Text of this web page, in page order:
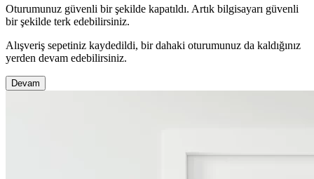
Oturumunuz güvenli bir şekilde kapatıldı. Artık bilgisayarı güvenli
bir şekilde terk edebilirsiniz.
Alışveriş sepetiniz kaydedildi, bir dahaki oturumunuz da kaldığınız
yerden devam edebilirsiniz.
Devam